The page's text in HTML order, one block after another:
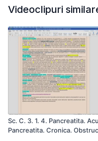
Videoclipuri
Sc. C. 3. 1. 4. Pancreatita.
Pancreatita. Cronica.